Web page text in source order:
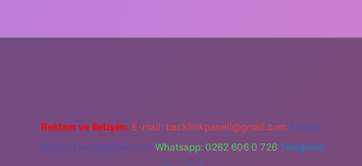
Reklam ve İletişim: E-mail: backlinkpaneli@gmail.com Teams:
forumhizmeti@gmail.com Whatsapp: 0262 606 0 726 Telegram: